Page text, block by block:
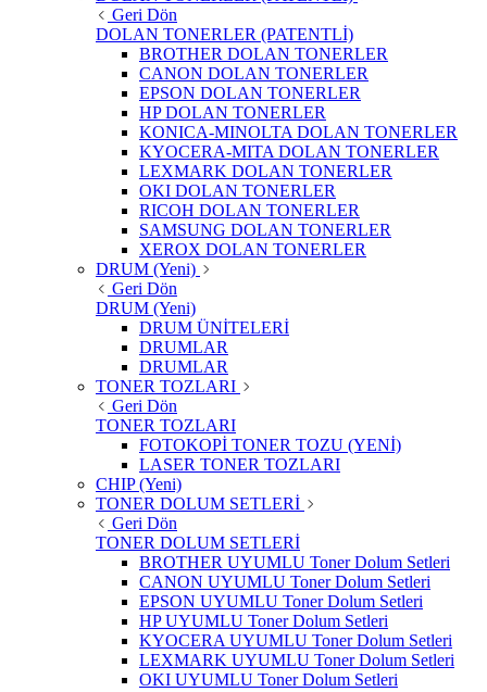
Geri Dön
DOLAN TONERLER (PATENTLİ)
BROTHER DOLAN TONERLER
CANON DOLAN TONERLER
EPSON DOLAN TONERLER
HP DOLAN TONERLER
KONICA-MINOLTA DOLAN TONERLER
KYOCERA-MITA DOLAN TONERLER
LEXMARK DOLAN TONERLER
OKI DOLAN TONERLER
RICOH DOLAN TONERLER
SAMSUNG DOLAN TONERLER
XEROX DOLAN TONERLER
DRUM (Yeni)
Geri Dön
DRUM (Yeni)
DRUM ÜNİTELERİ
DRUMLAR
DRUMLAR
TONER TOZLARI
Geri Dön
TONER TOZLARI
FOTOKOPİ TONER TOZU (YENİ)
LASER TONER TOZLARI
CHIP (Yeni)
TONER DOLUM SETLERİ
Geri Dön
TONER DOLUM SETLERİ
BROTHER UYUMLU Toner Dolum Setleri
CANON UYUMLU Toner Dolum Setleri
EPSON UYUMLU Toner Dolum Setleri
HP UYUMLU Toner Dolum Setleri
KYOCERA UYUMLU Toner Dolum Setleri
LEXMARK UYUMLU Toner Dolum Setleri
OKI UYUMLU Toner Dolum Setleri